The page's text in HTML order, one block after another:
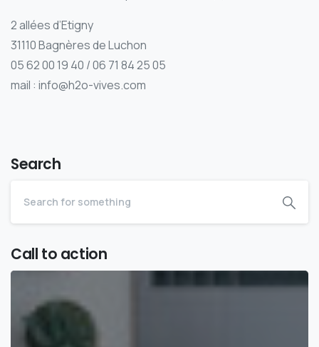
2 allées d’Etigny
31110 Bagnères de Luchon
05 62 00 19 40 / 06 71 84 25 05
mail : info@h2o-vives.com
Search
Call to action